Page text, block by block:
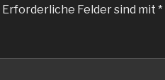
Erforderliche Felder sind mit *